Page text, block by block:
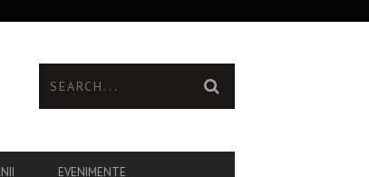
EVENIMENTE